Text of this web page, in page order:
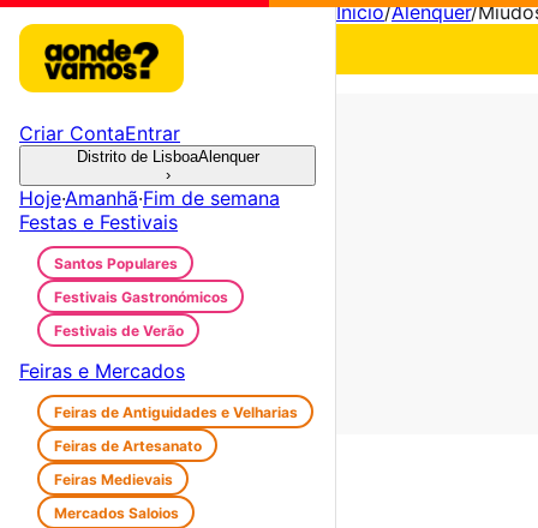
Início/Alenquer/
Criar ContaEntrar
Distrito de LisboaAlenquer
›
Hoje·Amanhã·Fim de semana
Festas e Festivais
Santos Populares
Festivais Gastronómicos
Festivais de Verão
Feiras e Mercados
Feiras de Antiguidades e Velharias
Feiras de Artesanato
Feiras Medievais
Mercados Saloios